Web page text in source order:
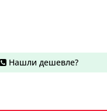
Нашли дешевле?